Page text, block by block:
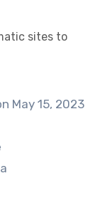
May 15, 2023